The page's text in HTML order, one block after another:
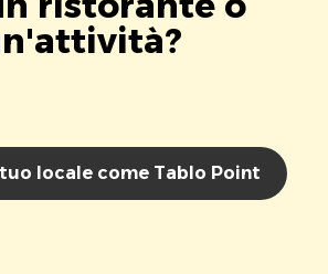
locale come Tablo Point